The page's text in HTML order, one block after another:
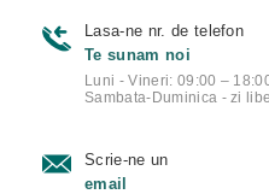
Lasa-ne nr. de telefon
Te sunam noi
Luni - Vineri: 09:00 –
Sambata-Duminica - zi
Scrie-ne un
email